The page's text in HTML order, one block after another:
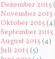
Dezember 2015
November 2015
Oktober 2015(4)
September 2015
August 2015(4)
Juli 2015(5)